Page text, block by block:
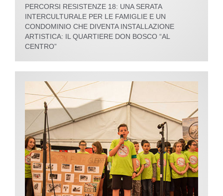
PERCORSI RESISTENZE 18: UNA SERATA
INTERCULTURALE PER LE FAMIGLIE E UN
CONDOMINIO CHE DIVENTA INSTALLAZIONE
ARTISTICA: IL QUARTIERE DON BOSCO “AL
CENTRO”